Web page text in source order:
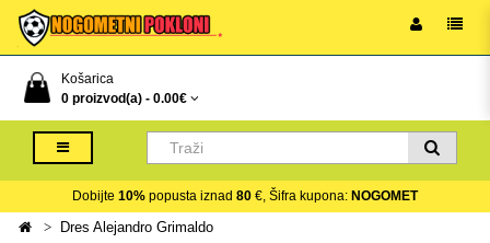
Košarica
0 proizvod(a) - 0.00€
Dobijte 10% popusta iznad 80 €, Šifra kupona: NOGOMET
Dres Alejandro Grimaldo